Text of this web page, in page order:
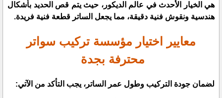
​هي الخيار الأحدث في عالم الديكور، حيث يتم قص الحديد بأشكال
هندسية ونقوش فنية دقيقة، مما يجعل الساتر قطعة فنية فريدة.
​معايير اختيار مؤسسة تركيب سواتر
محترفة بجدة
​لضمان جودة التركيب وطول عمر الساتر، يجب التأكد من الآتي: